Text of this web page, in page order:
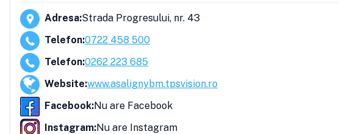
Adresa:Strada Progresului, nr. 43
Telefon:0722 458 500
Telefon:0262 223 685
Website:www.asalignybm.tpsvision.ro
Facebook:Nu are Facebook
Instagram:Nu are Instagram